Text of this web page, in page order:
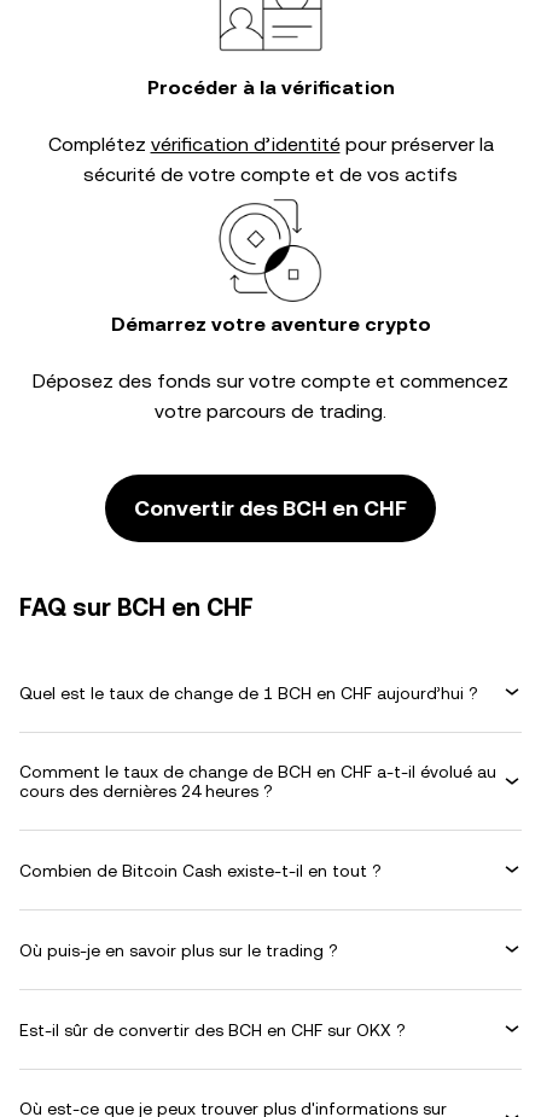
Procéder à la vérification
Complétez vérification d’identitépour préserver la
sécurité de votre compte et de vos actifs
Démarrez votre aventure crypto
Déposez des fonds sur votre compte et commencez
votre parcours de trading.
Convertir des BCH en CHF
FAQ sur BCH en CHF
Quel est le taux de change de 1 BCH en CHF aujourd’hui ?
Comment le taux de change de BCH en CHF a-t-il évolué au
cours des dernières 24 heures ?
Combien de Bitcoin Cash existe-t-il en tout ?
Où puis-je en savoir plus sur le trading ?
Est-il sûr de convertir des BCH en CHF sur OKX ?
Où est-ce que je peux trouver plus d'informations sur